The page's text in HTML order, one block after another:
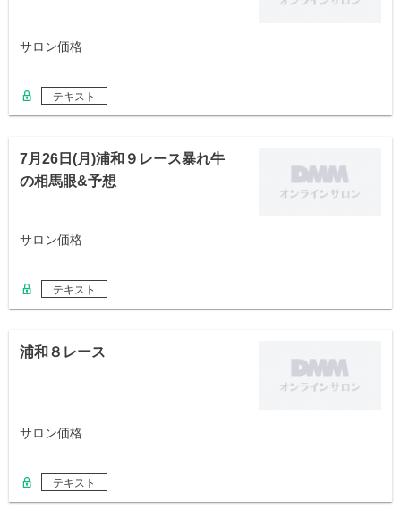
サロン価格
テキスト
7月26日(月)浦和９レース暴れ牛
の相馬眼&予想
サロン価格
テキスト
浦和８レース
サロン価格
テキスト